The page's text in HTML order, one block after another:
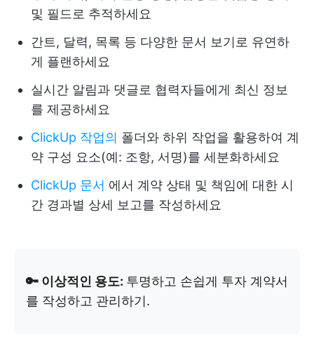
및 필드로 추적하세요
간트, 달력, 목록 등 다양한 문서 보기로 유연하
게 플랜하세요
실시간 알림과 댓글로 협력자들에게 최신 정보
를 제공하세요
ClickUp 작업의 폴더와 하위 작업을 활용하여 계
약 구성 요소(예: 조항, 서명)를 세분화하세요
ClickUp 문서 에서 계약 상태 및 책임에 대한 시
간 경과별 상세 보고를 작성하세요
🔑 이상적인 용도: 투명하고 손쉽게 투자 계약서
를 작성하고 관리하기.